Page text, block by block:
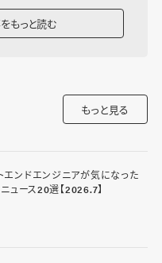
もっと読む
もっと見る
エンドエンジニアが気になった
ュース20選【2026.7】